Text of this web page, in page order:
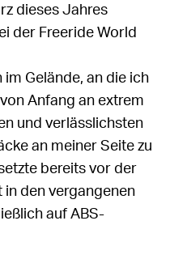
dieses Jahres
der Freeride World
im Gelände, an die ich
Anfang an extrem
und verlässlichsten
an meiner Seite zu
bereits vor der
den vergangenen
auf ABS-